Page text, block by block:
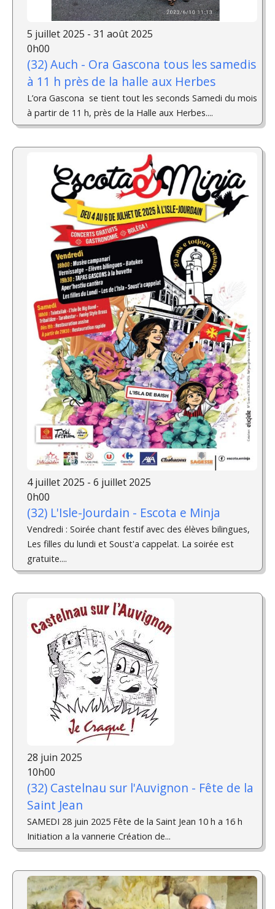
5 juillet 2025 - 31 août 2025
0h00
(32) Auch - Ora Gascona tous les samedis
à 11 h près de la halle aux Herbes
L’ora Gascona se tient tout les seconds Samedi du mois
à partir de 11 h, près de la Halle aux Herbes....
4 juillet 2025 - 6 juillet 2025
0h00
(32) L'Isle-Jourdain - Escota e Minja
Vendredi : Soirée chant festif avec des élèves bilingues,
Les filles du lundi et Soust'a cappelat. La soirée est
gratuite....
28 juin 2025
10h00
(32) Castelnau sur l'Auvignon - Fête de la
Saint Jean
SAMEDI 28 juin 2025 Fête de la Saint Jean 10 h a 16 h
Initiation a la vannerie Création de...